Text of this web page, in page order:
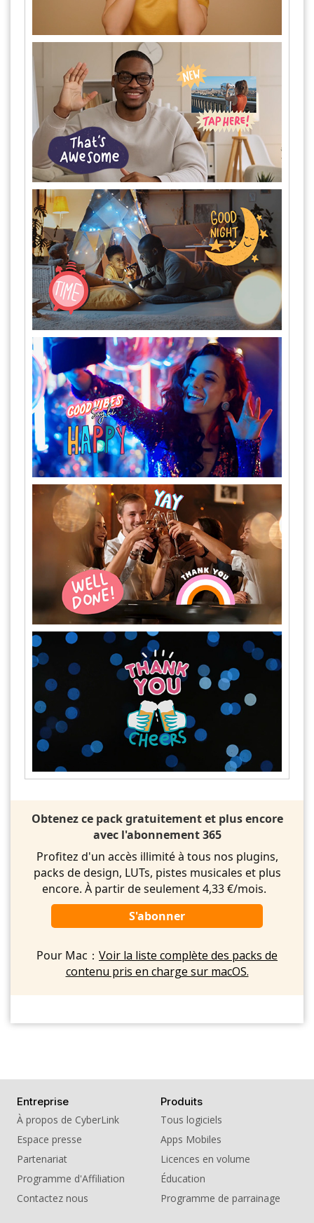
Obtenez ce pack gratuitement et plus encore
avec l'abonnement 365
Profitez d'un accès illimité à tous nos plugins,
packs de design, LUTs, pistes musicales et plus
encore. À partir de seulement 4,33 €/mois.
S'abonner
Pour Mac： Voir la liste complète des packs de
contenu pris en charge sur macOS.
Entreprise
À propos de CyberLink
Espace presse
Partenariat
Programme d'Affiliation
Contactez nous
Produits
Tous logiciels
Apps Mobiles
Licences en volume
Éducation
Programme de parrainage